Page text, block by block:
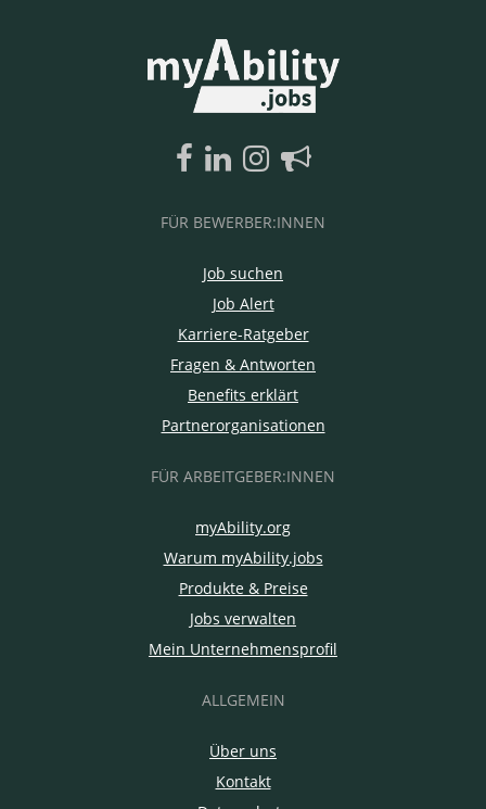
FÜR BEWERBER:INNEN
Job suchen
Job Alert
Karriere-Ratgeber
Fragen & Antworten
Benefits erklärt
Partnerorganisationen
FÜR ARBEITGEBER:INNEN
myAbility.org
Warum myAbility.jobs
Produkte & Preise
Jobs verwalten
Mein Unternehmensprofil
ALLGEMEIN
Über uns
Kontakt